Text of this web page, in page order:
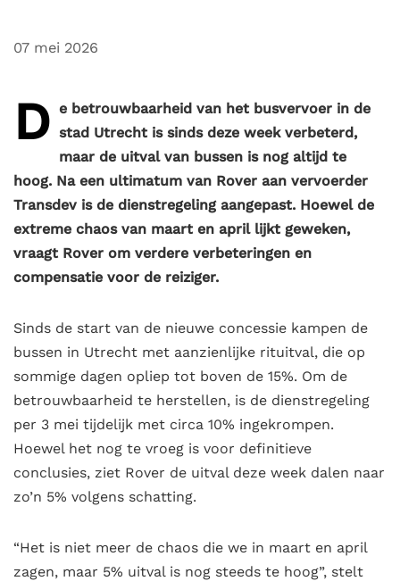
07 mei 2026
D e betrouwbaarheid van het busvervoer in de
stad Utrecht is sinds deze week verbeterd,
maar de uitval van bussen is nog altijd te
hoog. Na een ultimatum van Rover aan vervoerder
Transdev is de dienstregeling aangepast. Hoewel de
extreme chaos van maart en april lijkt geweken,
vraagt Rover om verdere verbeteringen en
compensatie voor de reiziger.
Sinds de start van de nieuwe concessie kampen de
bussen in Utrecht met aanzienlijke rituitval, die op
sommige dagen opliep tot boven de 15%. Om de
betrouwbaarheid te herstellen, is de dienstregeling
per 3 mei tijdelijk met circa 10% ingekrompen.
Hoewel het nog te vroeg is voor definitieve
conclusies, ziet Rover de uitval deze week dalen naar
zo’n 5% volgens schatting.
“Het is niet meer de chaos die we in maart en april
zagen, maar 5% uitval is nog steeds te hoog”, stelt